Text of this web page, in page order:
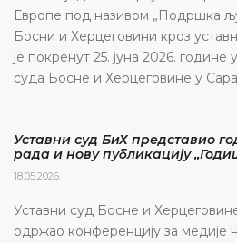
Европе под називом „Подршка
Босни и Херцеговини кроз
је покренут 25. јуна 2026. године
суда Босне и Херцеговине у
Уставни суд БиХ представио
рада и нову публикацију
18.05.2026.
Уставни суд Босне и Херцеговине
одржао конференцију за медије